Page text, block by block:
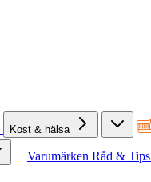
Kost & hälsa
Varumärken Råd & Tips